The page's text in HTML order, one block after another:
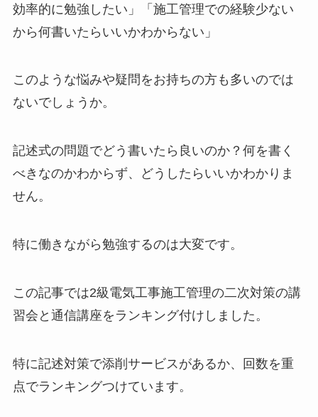
効率的に勉強したい」「施工管理での経験少ない
から何書いたらいいかわからない」
このような悩みや疑問をお持ちの方も多いのでは
ないでしょうか。
記述式の問題でどう書いたら良いのか？何を書く
べきなのかわからず、どうしたらいいかわかりま
せん。
特に働きながら勉強するのは大変です。
この記事では2級電気工事施工管理の二次対策の講
習会と通信講座をランキング付けしました。
特に記述対策で添削サービスがあるか、回数を重
点でランキングつけています。